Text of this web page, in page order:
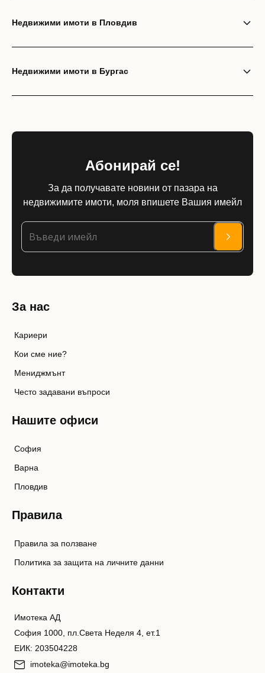
Недвижими имоти в Пловдив
Недвижими имоти в Бургас
Абонирай се!
За да получавате новини от пазара на
недвижимите имоти, моля впишете Вашия имейл
За нас
Кариери
Кои сме ние?
Мениджмънт
Често задавани въпроси
Нашите офиси
София
Варна
Пловдив
Правила
Правила за ползване
Политика за защита на личните данни
Контакти
Имотека АД
София 1000, пл.Света Неделя 4, ет.1
ЕИК: 203504228
imoteka@imoteka.bg